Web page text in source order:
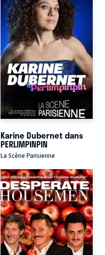
Karine Dubernet dans
PERLIMPINPIN
La Scène Parisienne